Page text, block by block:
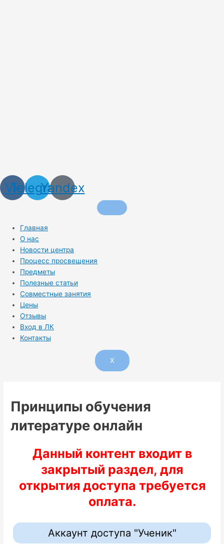
Vk
Telegram
Yandex
Главная
О нас
Новости центра
Процесс просвещения
Предметы
Полезные статьи
Совместные занятия
Цены
Отзывы
Вход в ЛК
Контакты
X
Принципы обучения
литературе онлайн
Данный контент входит в
закрытый раздел, для
открытия доступа требуется
оплата.
Аккаунт доступа "Ученик"